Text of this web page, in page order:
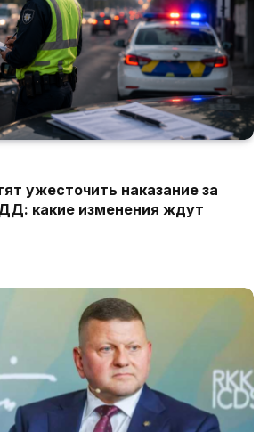
ужесточить наказание за
какие изменения ждут